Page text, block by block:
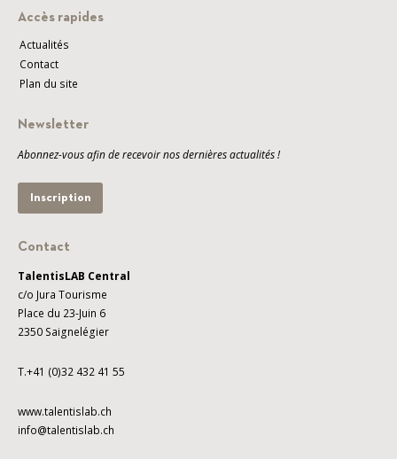
Accès rapides
Actualités
Contact
Plan du site
Newsletter
Abonnez-vous afin de recevoir nos dernières actualités !
Inscription
Contact
TalentisLAB Central
c/o Jura Tourisme
Place du 23-Juin 6
2350 Saignelégier
T.+41 (0)32 432 41 55
www.talentislab.ch
info@talentislab.ch